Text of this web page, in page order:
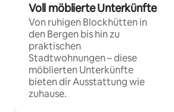
Voll möblierte Unterkünfte
Von ruhigen Blockhütten in
den Bergen bis hin zu
praktischen
Stadtwohnungen – diese
möblierten Unterkünfte
bieten dir Ausstattung wie
zuhause.